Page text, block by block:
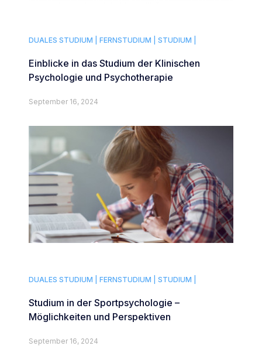
DUALES STUDIUM | FERNSTUDIUM | STUDIUM |
Einblicke in das Studium der Klinischen
Psychologie und Psychotherapie
September 16, 2024
DUALES STUDIUM | FERNSTUDIUM | STUDIUM |
Studium in der Sportpsychologie –
Möglichkeiten und Perspektiven
September 16, 2024